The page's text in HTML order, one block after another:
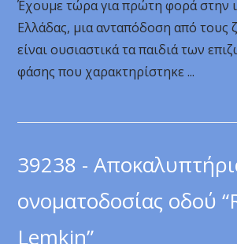
Έχουμε τώρα για πρώτη φορά στην
Ελλάδας, μια ανταπόδοση από τους
είναι ουσιαστικά τα παιδιά των
φάσης που χαρακτηρίστηκε ...
39238 -
ονοματοδοσίας οδού
Lemkin”